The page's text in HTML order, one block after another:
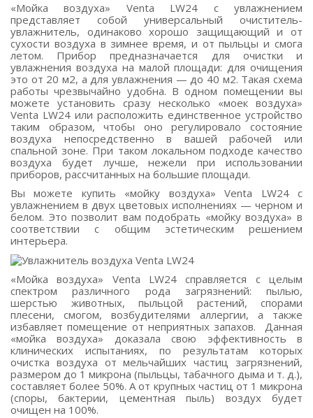
«Мойка воздуха» Venta LW24 с увлажнением
представляет собой универсальный очиститель-
увлажнитель, одинаково хорошо защищающий и от
сухости воздуха в зимнее время, и от пыльцы и смога
летом. Прибор предназначается для очистки и
увлажнения воздуха на малой площади: для очищения
это от 20 м2, а для увлажнения — до 40 м2. Такая схема
работы чрезвычайно удобна. В одном помещении вы
можете установить сразу несколько «моек воздуха»
Venta LW24 или расположить единственное устройство
таким образом, чтобы оно регулировало состояние
воздуха непосредственно в вашей рабочей или
спальной зоне. При таком локальном подходе качество
воздуха будет лучше, нежели при использовании
приборов, рассчитанных на большие площади.
Вы можете купить «мойку воздуха» Venta LW24 с
увлажнением в двух цветовых исполнениях — черном и
белом. Это позволит вам подобрать «мойку воздуха» в
соответствии с общим эстетическим решением
интерьера.
«Мойка воздуха» Venta LW24 справляется с целым
спектром различного рода загрязнений: пылью,
шерстью животных, пыльцой растений, спорами
плесени, смогом, возбудителями аллергии, а также
избавляет помещение от неприятных запахов. Данная
«мойка воздуха» доказала свою эффективность в
клинических испытаниях, по результатам которых
очистка воздуха от мельчайших частиц загрязнений,
размером до 1 микрона (пыльцы, табачного дыма и т. д.),
составляет более 50%. А от крупных частиц от 1 микрона
(споры, бактерии, цементная пыль) воздух будет
очищен на 100%.